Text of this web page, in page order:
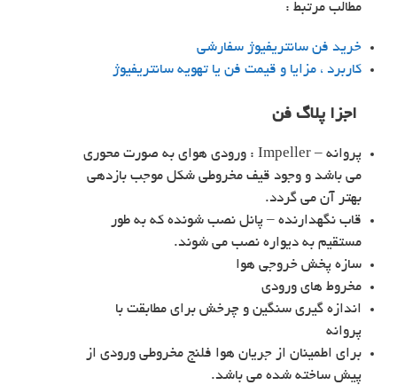
مطالب مرتبط :
خرید فن سانتریفیوژ سفارشی
کاربرد ، مزایا و قیمت فن یا تهویه سانتریفیوژ
اجزا پلاگ فن
پروانه – Impeller : ورودی هوای به صورت محوری
می باشد و وجود قیف مخروطی شکل موجب بازدهی
بهتر آن می گردد.
قاب نگهدارنده – پانل نصب شونده که به طور
مستقیم به دیواره نصب می شوند.
سازه پخش خروجی هوا
مخروط های ورودی
اندازه گیری سنگین و چرخش برای مطابقت با
پروانه
برای اطمینان از جریان هوا فلنج مخروطی ورودی از
پیش ساخته شده می باشد.